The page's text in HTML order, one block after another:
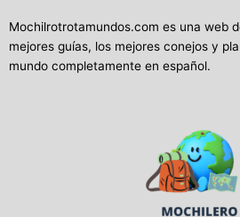
Mochilrotrotamundos.com es una web
mejores guías, los mejores conejos y
mundo completamente en español.